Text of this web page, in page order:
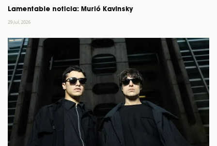
Lamentable noticia: Murió Kavinsky
29 Jul, 2026